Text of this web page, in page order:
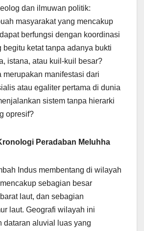
dan ilmuwan politik:
masyarakat yang mencakup
berfungsi dengan koordinasi
begitu ketat tanpa adanya bukti
istana, atau kuil-kuil besar?
merupakan manifestasi dari
atau egaliter pertama di dunia
sistem tanpa hierarki
opresif?
Peradaban Meluhha
Indus membentang di wilayah
sebagian besar
laut, dan sebagian
laut. Geografi wilayah ini
dataran aluvial luas yang